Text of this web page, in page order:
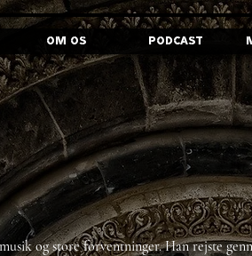
Om os Podcast
og store forventninger. Han rejste